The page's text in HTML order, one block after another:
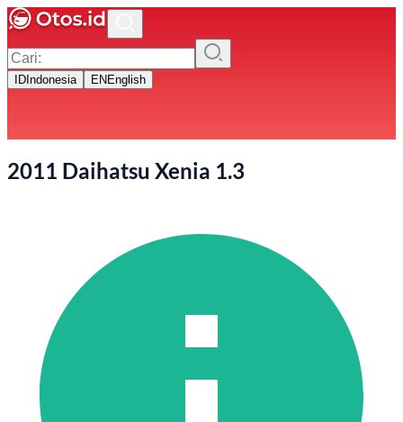
ID Indonesia EN English
2011 Daihatsu Xenia 1.3